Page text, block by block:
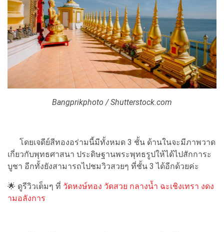
Bangprikphoto / Shutterstock.com
โดยเจดีย์สีทองอร่ามนี้มีทั้งหมด 3 ชั้น ด้านในจะมีภาพวาด
เกี่ยวกับพุทธศาสนา ประดิษฐานพระพุทธรูปให้ได้ไปสักการะ
บูชา อีกทั้งยังสามารถไปชมวิวสวยๆ ที่ชั้น 3 ได้อีกด้วยค่ะ
🌟 ดูรีวิวเต็มๆ ที่ วัดหงษ์ทอง วัดสวย กลางน้ำ ฉะเชิงเทรา งดง
ามอลังการ